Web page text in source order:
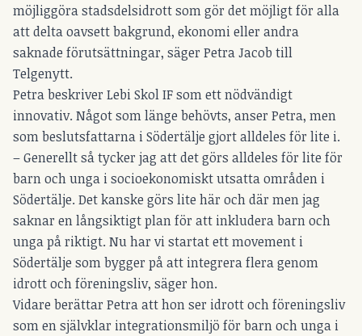
möjliggöra stadsdelsidrott som gör det möjligt för alla
att delta oavsett bakgrund, ekonomi eller andra
saknade förutsättningar, säger Petra Jacob till
Telgenytt.
Petra beskriver Lebi Skol IF som ett nödvändigt
innovativ. Något som länge behövts, anser Petra, men
som beslutsfattarna i Södertälje gjort alldeles för lite i.
– Generellt så tycker jag att det görs alldeles för lite för
barn och unga i socioekonomiskt utsatta områden i
Södertälje. Det kanske görs lite här och där men jag
saknar en långsiktigt plan för att inkludera barn och
unga på riktigt. Nu har vi startat ett movement i
Södertälje som bygger på att integrera flera genom
idrott och föreningsliv, säger hon.
Vidare berättar Petra att hon ser idrott och föreningsliv
som en självklar integrationsmiljö för barn och unga i